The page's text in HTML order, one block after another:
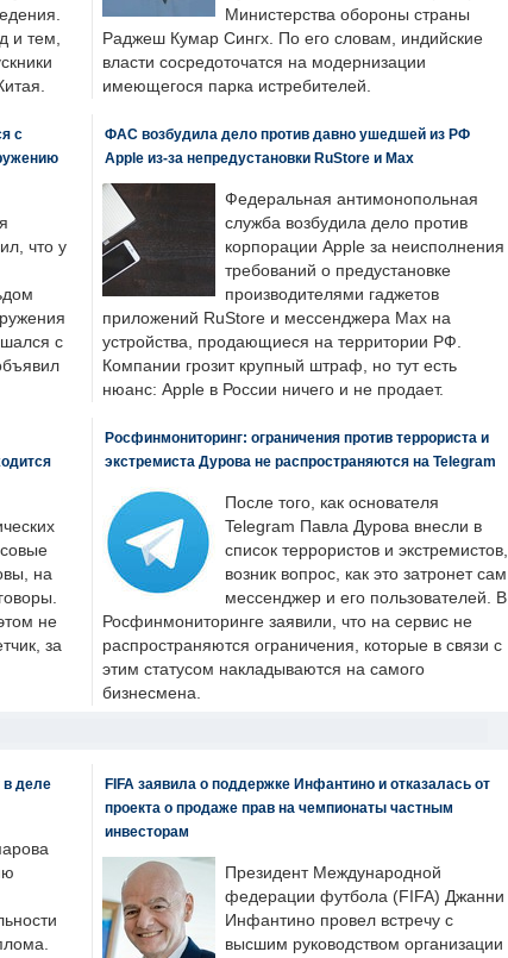
и тем,
Министерства обороны страны
Раджеш Кумар Сингх. По его словам, индийские
власти сосредоточатся на модернизации
имеющегося парка истребителей.
с
что у
с
ФАС возбудила дело против давно ушедшей из РФ
Apple из-за непредустановки RuStore и Max
Федеральная антимонопольная
служба возбудила дело против
корпорации Apple за неисполнения
требований о предустановке
производителями гаджетов
приложений RuStore и мессенджера Max на
устройства, продающиеся на территории РФ.
Компании грозит крупный штраф, но тут есть
нюанс: Apple в России ничего и не продает.
на
не
за
Росфинмониторинг: ограничения против террориста и
экстремиста Дурова не распространяются на Telegram
После того, как основателя
Telegram Павла Дурова внесли в
список террористов и экстремистов,
возник вопрос, как это затронет сам
мессенджер и его пользователей. В
Росфинмониторинге заявили, что на сервис не
распространяются ограничения, которые в связи с
этим статусом накладываются на самого
бизнесмена.
в деле
FIFA заявила о поддержке Инфантино и отказалась от
проекта о продаже прав на чемпионаты частным
инвесторам
Президент Международной
федерации футбола (FIFA) Джанни
Инфантино провел встречу с
высшим руководством организации